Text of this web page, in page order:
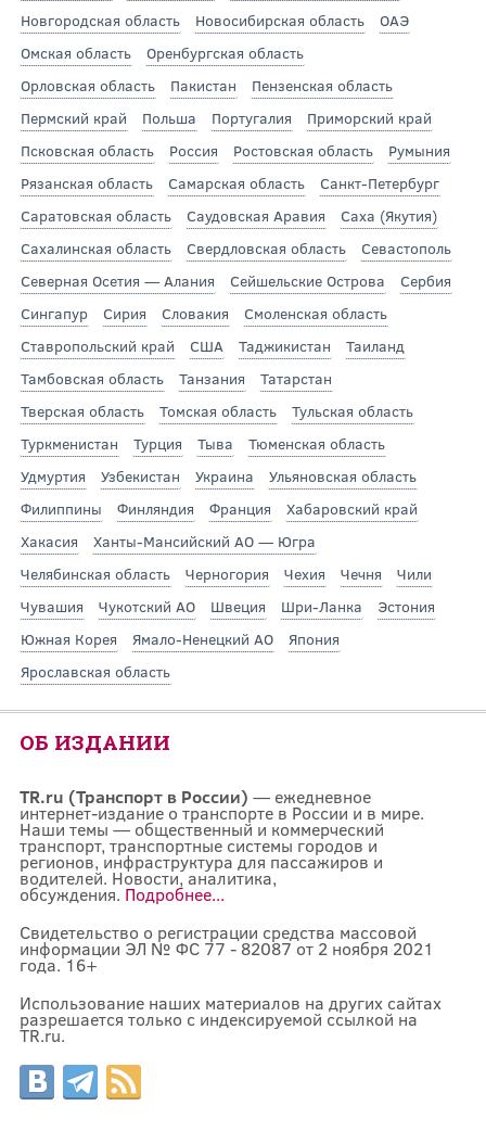
Новгородская область
Новосибирская область
ОАЭ
Омская область
Оренбургская область
Орловская область
Пакистан
Пензенская область
Пермский край
Польша Португалия
Приморский край
Псковская область
Россия Ростовская область
Румыния
Рязанская область
Самарская область
Санкт-Петербург
Саратовская область
Саудовская Аравия
Саха (Якутия)
Сахалинская область
Свердловская область
Севастополь
Северная Осетия — Алания
Сейшельские Острова
Сербия
Сингапур
Сирия Словакия
Смоленская область
Ставропольский край
США Таджикистан
Таиланд
Тамбовская область
Танзания
Татарстан
Тверская область
Томская область
Тульская область
Туркменистан
Турция Тыва
Тюменская область
Удмуртия
Узбекистан Украина
Ульяновская область
Филиппины
Финляндия Франция
Хабаровский край
Хакасия
Ханты-Мансийский АО — Югра
Челябинская область
Черногория Чехия Чечня
Чили
Чувашия
Чукотский АО Швеция Шри-Ланка
Эстония
Южная Корея
Ямало-Ненецкий АО
Япония
Ярославская область
ОБ ИЗДАНИИ
TR.ru (Транспорт в России) — ежедневное
интернет-издание о транспорте в России и в мире.
Наши темы — общественный и коммерческий
транспорт, транспортные системы городов и
регионов, инфраструктура для пассажиров и
водителей. Новости, аналитика,
обсуждения. Подробнее...
Свидетельство о регистрации средства массовой
информации ЭЛ № ФС 77 - 82087 от 2 ноября 2021
года. 16+
Использование наших материалов на других сайтах
разрешается только с индексируемой ссылкой на
TR.ru.